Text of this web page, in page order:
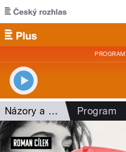
Přejít k hlavnímu obsahu
PROGRAM
Názory a argumenty Program